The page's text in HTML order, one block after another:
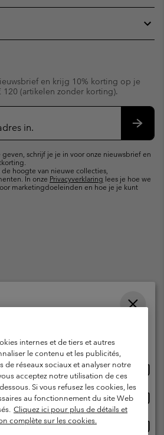
en krijg 10% korting op je
120 (artikelen zonder korting).
schrijf je je in voor onze nieuwsbrief en
hoogte van nieuwe collecties,
In onze Privacyverklaring lees je hoe we
marketingdoeleinden en hoe je je kunt
| English ›| français ›
Garantie
voor lidmaatschap
gegenereerde inhoud
Impressum
internes et de tiers et autres
le contenu et les publicités,
réseaux sociaux et analyser notre
acceptez notre utilisation de ces
Si vous refusez les cookies, les
au fonctionnement du site Web
Cliquez ici pour plus de détails et
complète sur les cookies.
shoppen beschikbaar